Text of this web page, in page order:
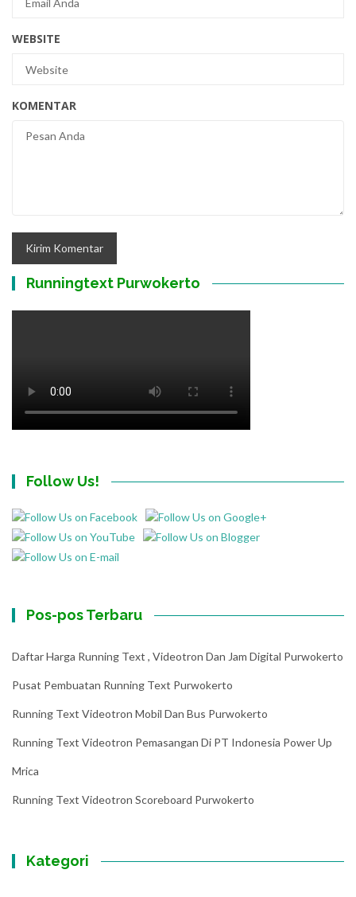
WEBSITE
KOMENTAR
Runningtext Purwokerto
Follow Us!
Pos-pos Terbaru
Daftar Harga Running Text , Videotron Dan Jam Digital Purwokerto
Pusat Pembuatan Running Text Purwokerto
Running Text Videotron Mobil Dan Bus Purwokerto
Running Text Videotron Pemasangan Di PT Indonesia Power Up
Mrica
Running Text Videotron Scoreboard Purwokerto
Kategori